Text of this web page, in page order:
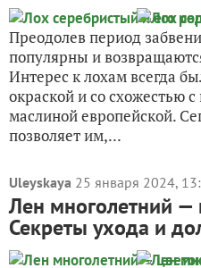
Преодолев период
популярны и
Интерес к лохам всегда
окраской и со схожестью
маслиной европейской.
позволяет им,...
Uleyskaya 25 января 2024,
Лен многолетний —
Секреты ухода и